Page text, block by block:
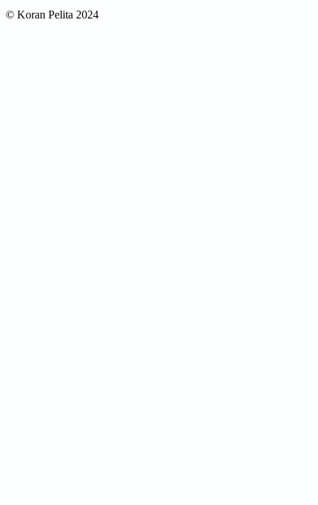
© Koran Pelita 2024